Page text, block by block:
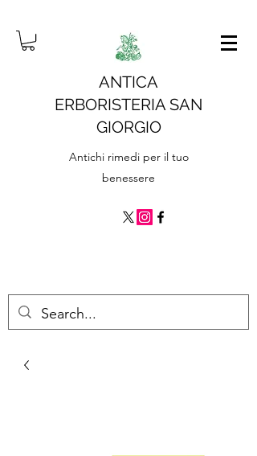
ANTICA
ERBORISTERIA SAN
GIORGIO
Antichi rimedi per il tuo
benessere